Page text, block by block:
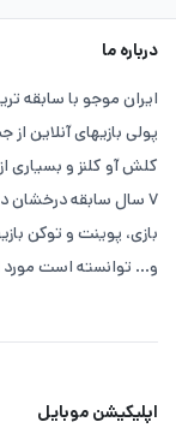
درباره ما
ایران موجو با سابقه
پولی بازیهای آنلاین
کلش آو کلنز و
۷ سال سابقه درخشان
بازی، پوینت و توکن
و... توانسته است مورد
اپلیکیشن موبایل